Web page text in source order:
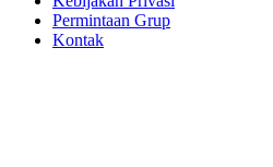
Permintaan Grup
Kontak